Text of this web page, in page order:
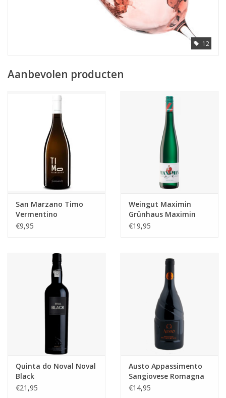
12
Aanbevolen producten
San Marzano Timo
Vermentino
€9,95
Weingut Maximin
Grünhaus Maximin
Grünhaus Riesling
€19,95
Quinta do Noval Noval
Black
€21,95
Austo Appassimento
Sangiovese Romagna
DOC
€14,95